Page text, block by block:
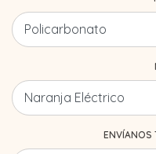
ENVÍANOS